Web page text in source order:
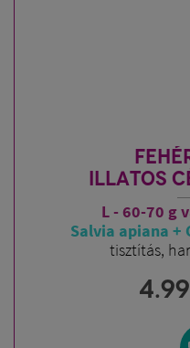
ILLATOS
L - 60-70 g
Salvia apiana +
tisztítás,